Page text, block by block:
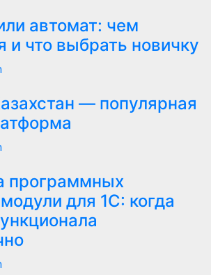
автомат: чем
и что выбрать новичку
— популярная
программных
для 1С: когда